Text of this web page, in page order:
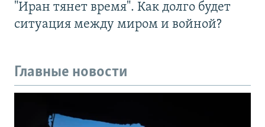
"Иран тянет время". Как долго будет
ситуация между миром и войной?
Главные новости